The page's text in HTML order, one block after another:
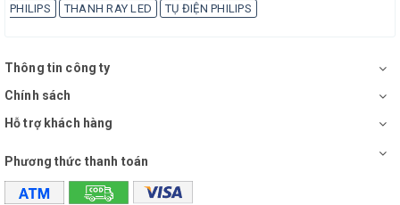
PHILIPS
THANH RAY LED TỤ ĐIỆN PHILIPS
Thông tin công ty
Chính sách
Hỗ trợ khách hàng
Phương thức thanh toán